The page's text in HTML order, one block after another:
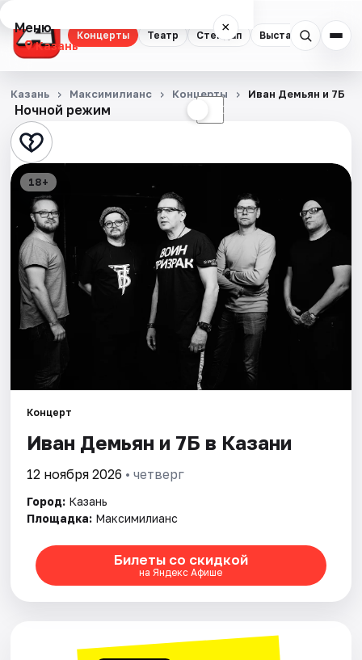
Концерты Театр Стендап Выставки
Меню ×
Казань
Концерты
Театр
Стендап
Выставки
Квесты
Экскурсии
Спорт
Площадки
Артисты
Рейтинги
Ночной режим ☾
Казань Максимилианс Концерты Иван Демьян и 7Б
18+
Концерт
Иван Демьян и 7Б в Казани
12 ноября 2026 • четверг
Город: Казань
Площадка: Максимилианс
Билеты со скидкой
на Яндекс Афише